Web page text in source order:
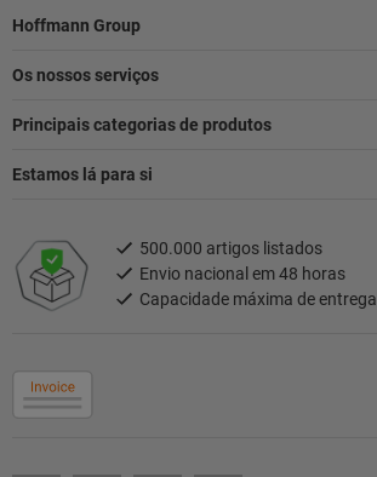
Rodapé
Hoffmann Group
Os nossos serviços
Principais categorias de produtos
Estamos lá para si
500.000 artigos listados
Envio nacional em 48 horas
Capacidade máxima de entrega